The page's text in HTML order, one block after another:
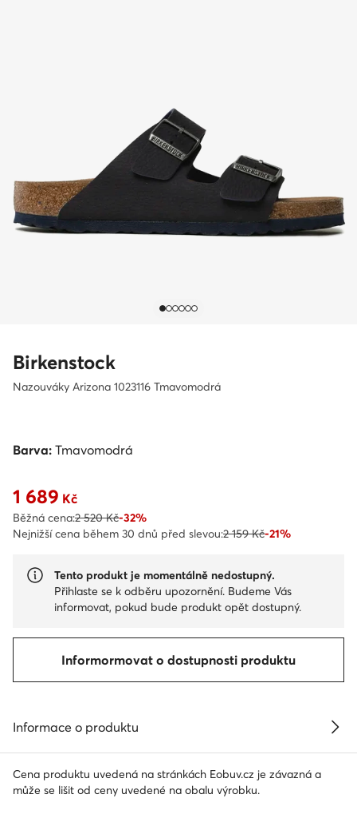
Birkenstock
Nazouváky Arizona 1023116 Tmavomodrá
Barva: Tmavomodrá
Aktuální cena 1 689 Kč
1 689 Kč
Běžná cena:2 520 Kč-32%
Nejnižší cena během 30 dnů před slevou:2 159 Kč-21%
Tento produkt je momentálně nedostupný.
Přihlaste se k odběru upozornění. Budeme Vás
informovat, pokud bude produkt opět dostupný.
Informormovat o dostupnosti produktu
Informace o produktu
Cena produktu uvedená na stránkách Eobuv.cz je závazná a
může se lišit od ceny uvedené na obalu výrobku.